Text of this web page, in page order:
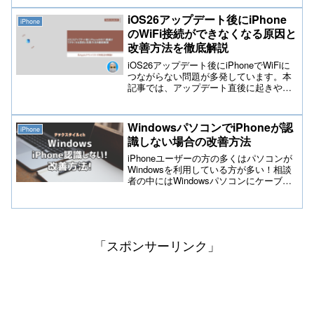
状です。元Appleスペシャリストが、この
問題に関する原因と対処方法を記載して
おりますので参考にしてみて下さい。
iPhone
iOS26アップデート後にiPhone
のWiFi接続ができなくなる原因と
改善方法を徹底解説
iOS26アップデート後にiPhoneでWiFiに
つながらない問題が多発しています。本
記事では、アップデート直後に起きやす
再起動やネットワーク設定リセットなど
の実践的な改善ステップを初心者にも分
かりやすく徹底解説します。
iPhone
WindowsパソコンでiPhoneが認
識しない場合の改善方法
iPhoneユーザーの方の多くはパソコンが
Windowsを利用している方が多い！相談
者の中にはWindowsパソコンにケーブル
「スポンサーリンク」